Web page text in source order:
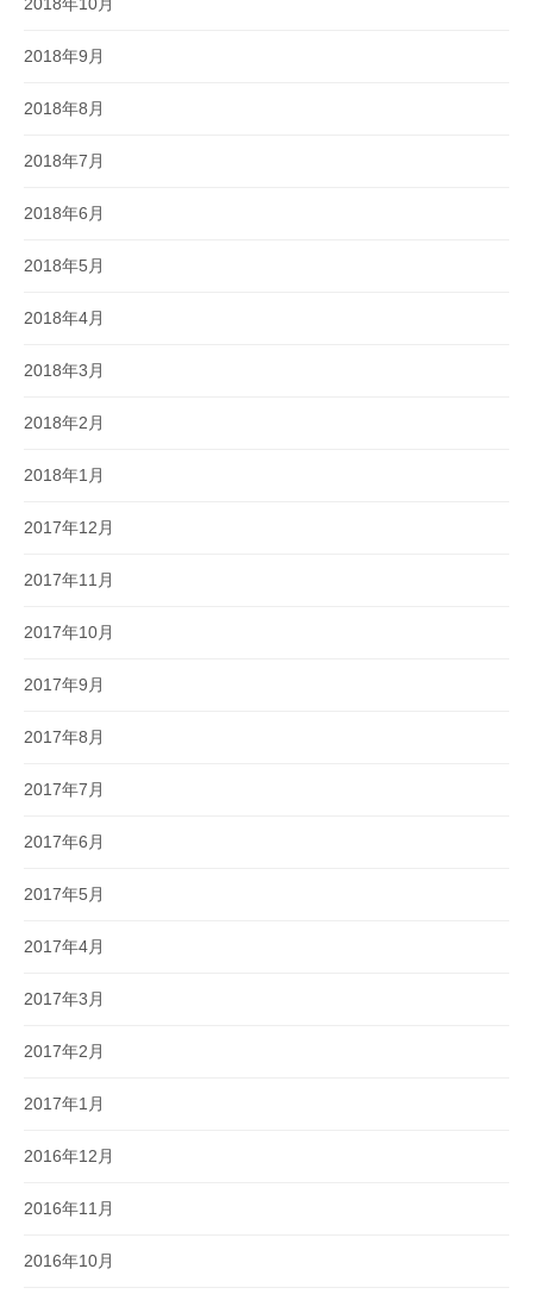
2018年9月
2018年8月
2018年7月
2018年6月
2018年5月
2018年4月
2018年3月
2018年2月
2018年1月
2017年12月
2017年11月
2017年10月
2017年9月
2017年8月
2017年7月
2017年6月
2017年5月
2017年4月
2017年3月
2017年2月
2017年1月
2016年12月
2016年11月
2016年10月